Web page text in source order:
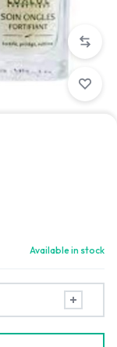
Available in stock